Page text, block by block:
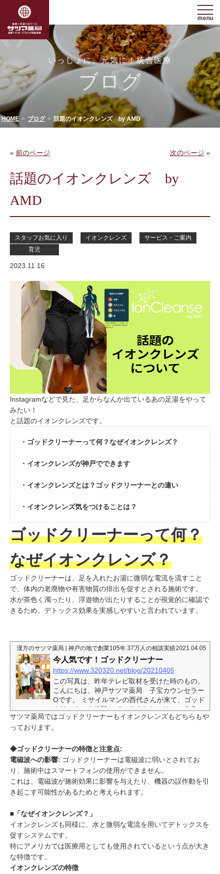
menu
いっしょに、元気に！統合医療
ブログ
HOME ブログ 話題のイオンクレンズ by AMD
« 前のページ 次のページ »
話題のイオンクレンズ by
AMD
スタッフお気に入り イオンクレンズ
サービス・ご案内
育児
2023.11.16
Instagramなどで見た、足からなんか出ているあの足湯をやって
みたい！
と話題のイオンクレンズです。
・ゴッドクリーナーって何？なぜイオンクレンズ？
・イオンクレンズが神戸でできます
・イオンクレンズとは？ゴッドクリーナーとの違い
・イオンクレンズ気をつけることは？
ゴッドクリーナーって何？
なぜイオンクレンズ？
ゴッドクリーナーは、足を入れたお湯に微弱な電流を流すこと
で、体内の老廃物や有害物質の排出を促すとされる施術です。
水が茶色く濁ったり、浮遊物が出たりすることが視覚的に確認で
きるため、デトックス効果を実感しやすいと言われています。
漢方のサツマ薬局 | 神戸の地で創業105年 37万人の相談実績2021.04.05
今人気です！ゴッドクリーナー
https://www.320320.net/blog/20210405
この写真は、昨年テレビ取材を受けた時のもの。
こんにちは、神戸サツマ薬局 子宝カウンセラー
Oです。 ミサイルマンの西代さんが来て、ゴッド
クリーナーを体験していきました。けっこう色々
出ましたよ(^^) 全国各地で体験できるのですが、
サツマ薬局総本店でも体験できます。写真の西代
ドクリーナーに入れます。ゴッドクリーナーの中
には塩水というかぬるま湯が入っています。お塩
も少しだけなので、肌に傷がある人もしみる事は
ないです。 ゴッドクリーナーをする時...
サツマ薬局ではゴッドクリーナーもイオンクレンズもどちらもや
っております。
◆ゴッドクリーナーの特徴と注意点:
電磁波への影響: ゴッドクリーナーは電磁波に弱いとされてお
り、施術中はスマートフォンの使用ができません。
これは、電磁波が施術効果に影響を与えたり、機器の誤作動を引
き起こす可能性があるためと考えられます。
■「なぜイオンクレンズ？」
イオンクレンズも同様に、水と微弱な電流を用いてデトックスを
促すシステムです。
特にアメリカでは医療用としても使用されているという点が大き
な特徴です。
イオンクレンズの特徴